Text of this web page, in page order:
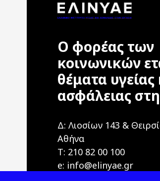
Ο φορέας των
κοινωνικών
θέματα υγείας
ασφάλειας
Δ: Λιοσίων 143 &
Αθήνα
T: 210 82 00 100
e: info@elinyae.gr